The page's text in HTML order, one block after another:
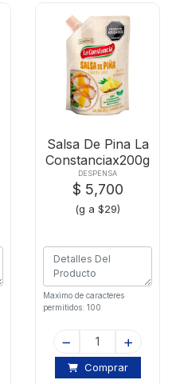
Salsa De Pina La
Constanciax200g
DESPENSA
$ 5,700
(g a $29)
Maximo de caracteres
permitidos: 100
Comprar